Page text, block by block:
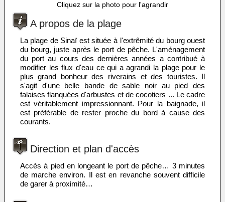
Cliquez sur la photo pour l'agrandir
A propos de la plage
La plage de Sinaï est située à l'extrêmité du bourg ouest
du bourg, juste après le port de pêche. L'aménagement
du port au cours des dernières années a contribué à
modifier les flux d'eau ce qui a agrandi la plage pour le
plus grand bonheur des riverains et des touristes. Il
s'agit d'une belle bande de sable noir au pied des
falaises flanquées d'arbustes et de cocotiers ... Le cadre
est véritablement impressionnant. Pour la baignade, il
est préférable de rester proche du bord à cause des
courants.
Direction et plan d'accès
Accès à pied en longeant le port de pêche… 3 minutes
de marche environ. Il est en revanche souvent difficile
de garer à proximité…